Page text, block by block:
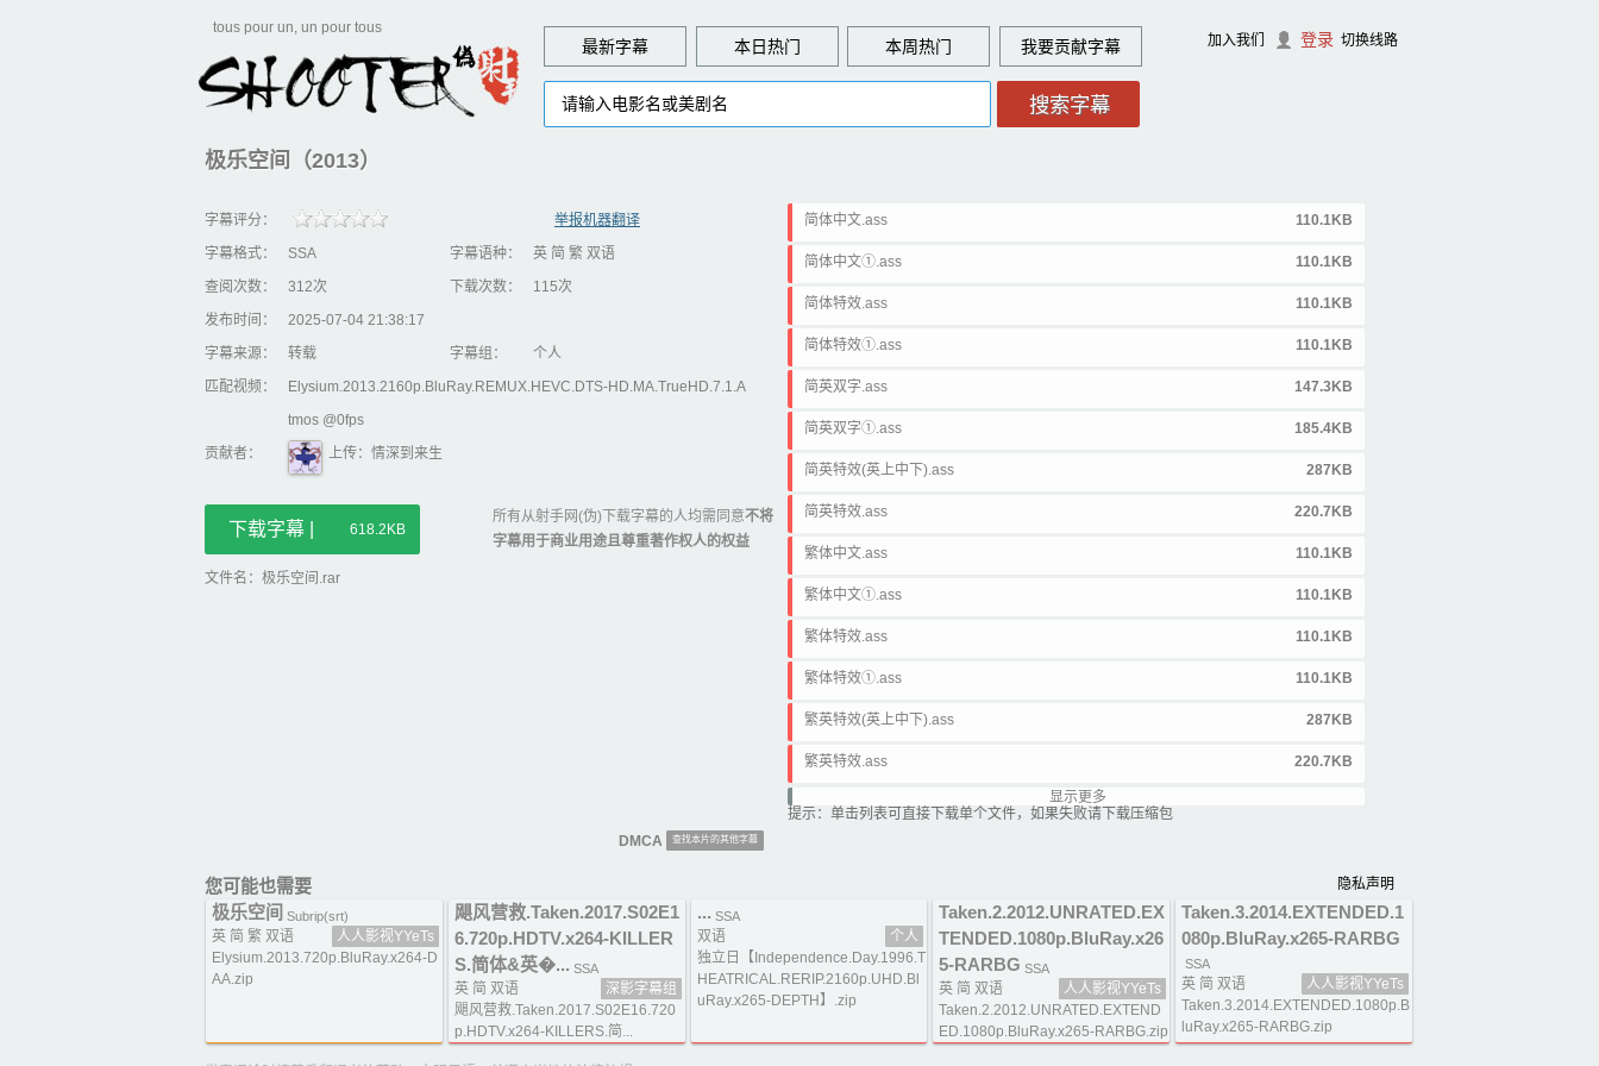
tous pour un, un pour tous
最新字幕 本日热门 本周热门 贡献字幕 加入我们 登录 切换线路
极乐空间（2013）
字幕评分：
举报机器翻译
字幕格式：
SSA 字幕语种：
英 简 繁 双语
查阅次数：
312次 下载次数：
115次
发布时间：
2025-07-04 21:38:17
字幕来源：
转载 字幕组：
个人
匹配视频：
Elysium.2013.2160p.BluRay.REMUX.HEVC.DTS-HD.MA.TrueHD.7.1.A
tmos @0fps
贡献者：
上传：情深到来生
下载字幕 | 618.2KB
所有从射手网(伪)下载字幕的人均需同意不将
字幕用于商业用途且尊重著作权人的权益
文件名：极乐空间.rar
简体中文.ass 110.1KB
简体中文①.ass 110.1KB
简体特效.ass 110.1KB
简体特效①.ass 110.1KB
简英双字.ass 147.3KB
简英双字①.ass 185.4KB
简英特效(英上中下).ass 287KB
简英特效.ass 220.7KB
繁体中文.ass 110.1KB
繁体中文①.ass 110.1KB
繁体特效.ass 110.1KB
繁体特效①.ass 110.1KB
繁英特效(英上中下).ass 287KB
繁英特效.ass 220.7KB
繁英雙字.ass
显示更多
提示：单击列表可直接下载单个文件，如果失败请下载压缩包
DMCA
查找本片的其他字幕
您可能也需要 隐私声明
极乐空间 Subrip(srt)
英 简 繁 双语
人人影视YYeTs
Elysium.2013.720p.BluRay.x264-D
AA.zip
飓风营救.Taken.2017.S02E1
6.720p.HDTV.x264-KILLER
S.简体&英�... SSA
英 简 双语
深影字幕组
飓风营救.Taken.2017.S02E16.720
p.HDTV.x264-KILLERS.简...
... SSA
双语
个人
独立日【Independence.Day.1996.T
HEATRICAL.RERIP.2160p.UHD.Bl
uRay.x265-DEPTH】.zip
Taken.2.2012.UNRATED.EX
TENDED.1080p.BluRay.x26
5-RARBG SSA
英 简 双语
人人影视YYeTs
Taken.2.2012.UNRATED.EXTEND
ED.1080p.BluRay.x265-RARBG.zip
Taken.3.2014.EXTENDED.1
080p.BluRay.x265-RARBG
SSA
英 简 双语
人人影视YYeTs
Taken.3.2014.EXTENDED.1080p.B
luRay.x265-RARBG.zip